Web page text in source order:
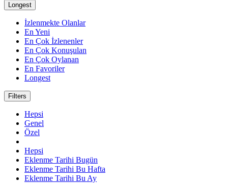
Longest
İzlenmekte Olanlar
En Yeni
En Çok İzlenenler
En Çok Konuşulan
En Çok Oylanan
En Favoriler
Longest
Filters
Hepsi
Genel
Özel
Hepsi
Eklenme Tarihi Bugün
Eklenme Tarihi Bu Hafta
Eklenme Tarihi Bu Ay